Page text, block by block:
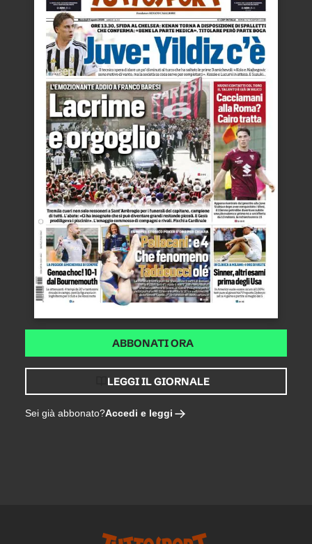
ABBONATI ORA
LEGGI IL GIORNALE
Sei già abbonato?Accedi e leggi